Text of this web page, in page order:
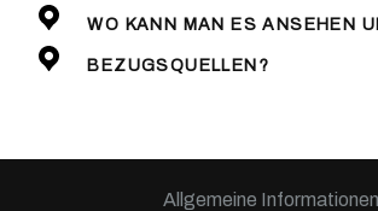
WO KANN MAN ES ANSEHEN
BEZUGSQUELLEN?
Allgemeine Informationen